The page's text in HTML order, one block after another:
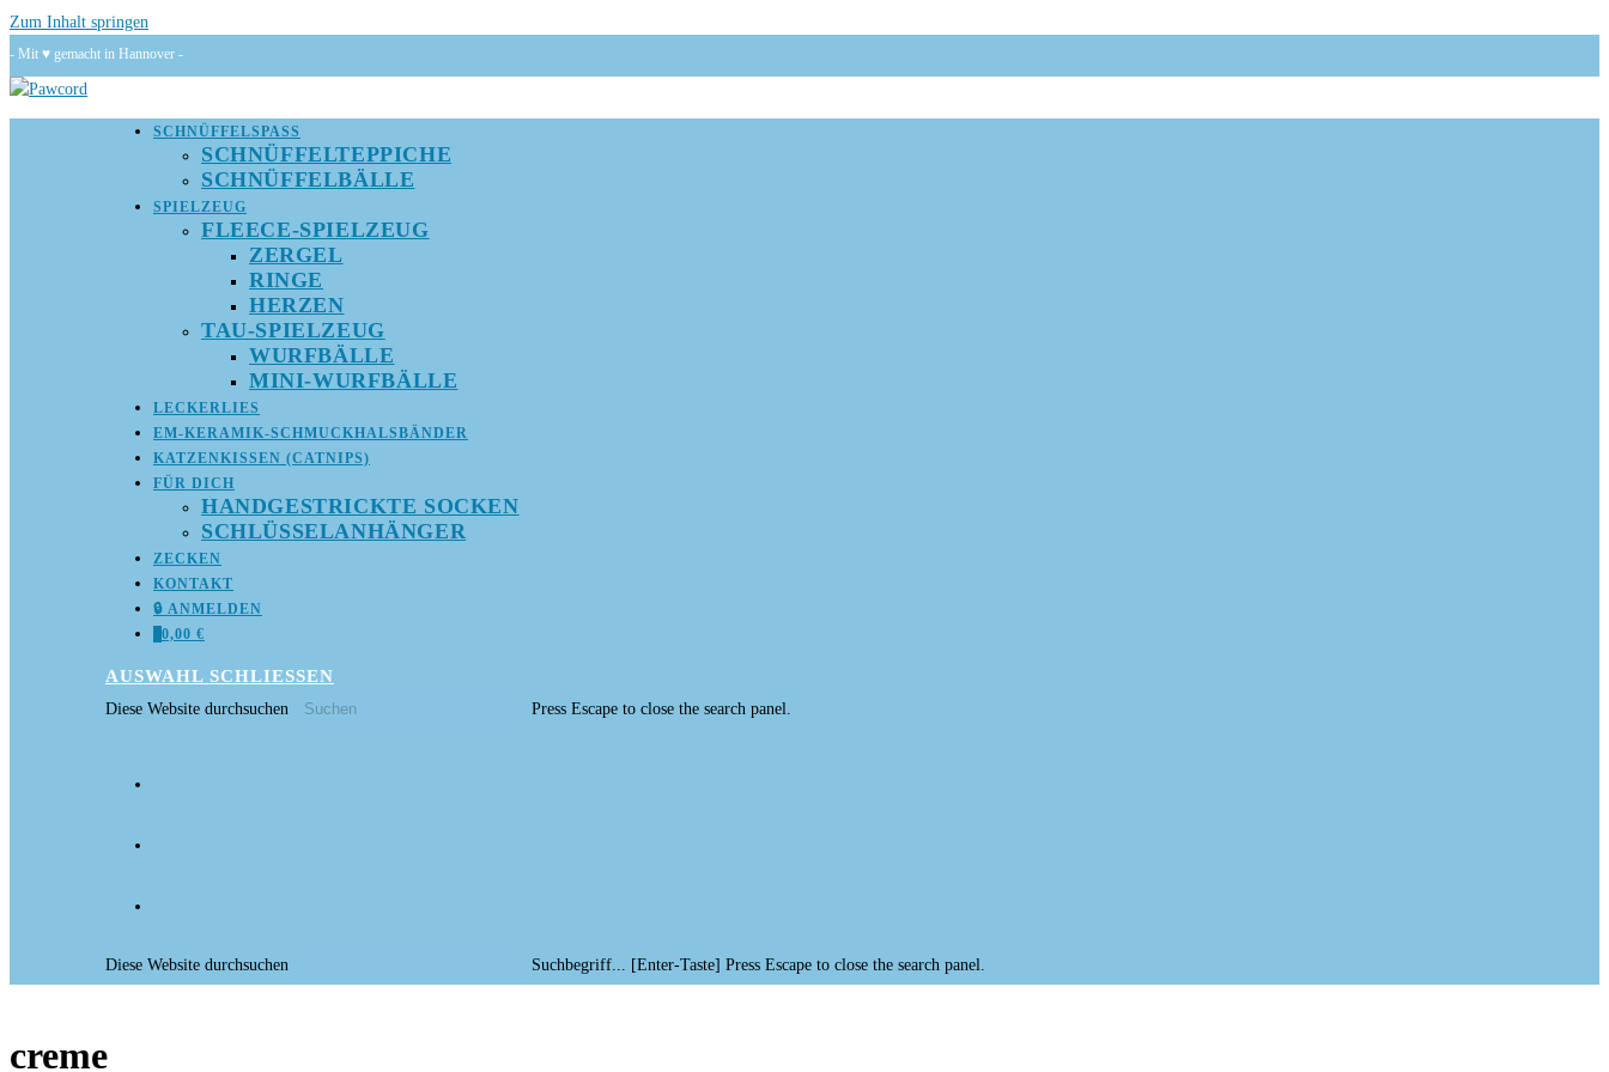
Zum Inhalt springen
- Mit ♥ gemacht in Hannover -
SCHNÜFFELSPASS
SCHNÜFFELTEPPICHE
SCHNÜFFELBÄLLE
SPIELZEUG
FLEECE-SPIELZEUG
ZERGEL
RINGE
HERZEN
TAU-SPIELZEUG
WURFBÄLLE
MINI-WURFBÄLLE
LECKERLIES
EM-KERAMIK-SCHMUCKHALSBÄNDER
KATZENKISSEN (CATNIPS)
FÜR DICH
HANDGESTRICKTE SOCKEN
SCHLÜSSELANHÄNGER
ZECKEN
KONTAKT
🔒 ANMELDEN
0,00 €
AUSWAHL SCHLIESSEN
Diese Website durchsuchen Press Escape to close the search panel.
Diese Website durchsuchen Suchbegriff... [Enter-Taste] Press Escape to close the search panel.
creme